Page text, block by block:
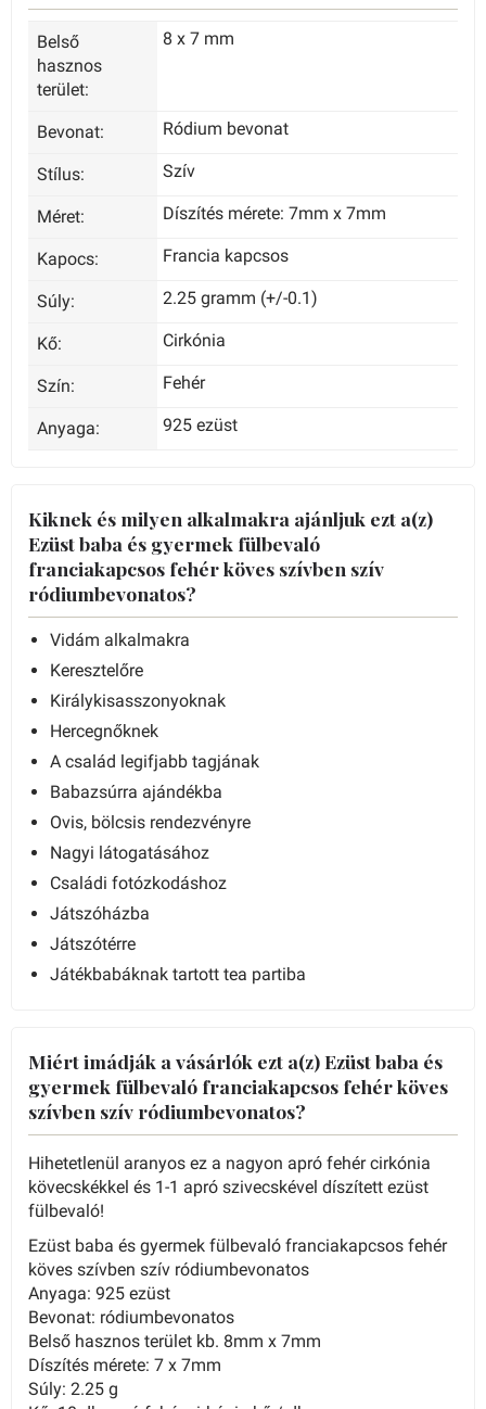
Belső
hasznos
terület:
8 x 7 mm
Bevonat: Ródium bevonat
Stílus: Szív
Méret: Díszítés mérete: 7mm x 7mm
Kapocs: Francia kapcsos
Súly: 2.25 gramm (+/-0.1)
Kő: Cirkónia
Szín: Fehér
Anyaga: 925 ezüst
Kiknek és milyen alkalmakra ajánljuk ezt a(z)
Ezüst baba és gyermek fülbevaló
franciakapcsos fehér köves szívben szív
ródiumbevonatos?
Vidám alkalmakra
Keresztelőre
Királykisasszonyoknak
Hercegnőknek
A család legifjabb tagjának
Babazsúrra ajándékba
Ovis, bölcsis rendezvényre
Nagyi látogatásához
Családi fotózkodáshoz
Játszóházba
Játszótérre
Játékbabáknak tartott tea partiba
Miért imádják a vásárlók ezt a(z) Ezüst baba és
gyermek fülbevaló franciakapcsos fehér köves
szívben szív ródiumbevonatos?
Hihetetlenül aranyos ez a nagyon apró fehér cirkónia
kövecskékkel és 1-1 apró szivecskével díszített ezüst
fülbevaló!
Ezüst baba és gyermek fülbevaló franciakapcsos fehér
köves szívben szív ródiumbevonatos
Anyaga: 925 ezüst
Bevonat: ródiumbevonatos
Belső hasznos terület kb. 8mm x 7mm
Díszítés mérete: 7 x 7mm
Súly: 2.25 g